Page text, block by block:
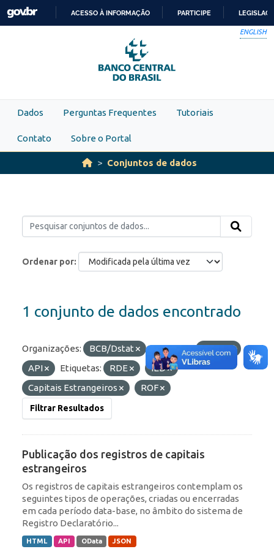
Skip to main content
PARA
O
CONTEÚDO
ACESSO À INFORMAÇÃO PARTICIPE
ENGLISH
Dados Perguntas Frequentes Tutoriais
Contato Sobre o Portal
Conjuntos de dados
Ordenar por
1 conjunto de dados encontrado
Organizações: BCB/Dstat Formatos:
OData
API
Etiquetas: RDE
IED
Capitais Estrangeiros
ROF
Filtrar Resultados
Publicação dos registros de capitais
estrangeiros
Os registros de capitais estrangeiros contemplam os
seguintes tipos de operações, criadas ou encerradas
em cada período data-base, no âmbito do sistema de
Registro Declaratório...
HTML API OData JSON